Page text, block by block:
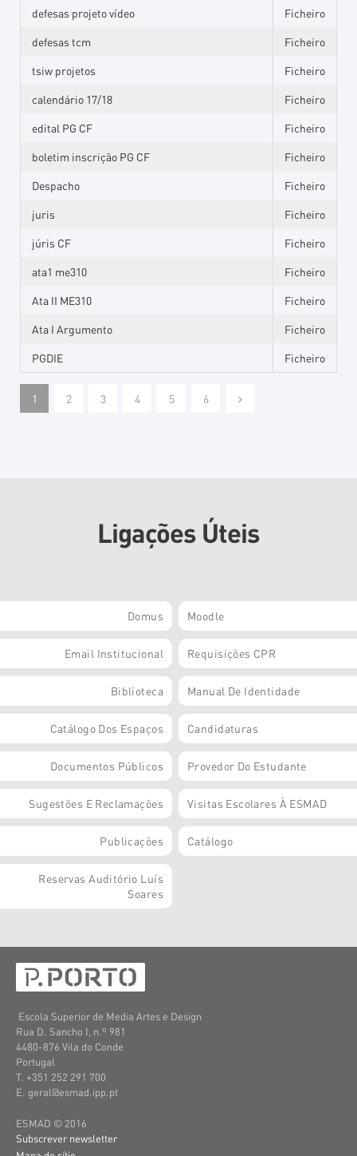
defesas projeto vídeo
Ficheiro
defesas tcm
Ficheiro
tsiw projetos
Ficheiro
calendário 17/18
Ficheiro
edital PG CF
Ficheiro
boletim inscrição PG CF
Ficheiro
Despacho
Ficheiro
juris
Ficheiro
júris CF
Ficheiro
ata1 me310
Ficheiro
Ata II ME310
Ficheiro
Ata I Argumento
Ficheiro
PGDIE
Ficheiro
1 2 3 4 5 6
Ligações Úteis
Domus Moodle
Email Institucional Requisições CPR
Biblioteca Manual De Identidade
Catálogo Dos Espaços Candidaturas
Documentos Públicos Provedor Do Estudante
Sugestões E Reclamações Visitas Escolares À ESMAD
Publicações Catálogo
Reservas Auditório Luís
Soares
Escola Superior de Media Artes e Design
Rua D. Sancho I, n.º 981
4480-876 Vila do Conde
Portugal
T. +351 252 291 700
E. geral@esmad.ipp.pt
ESMAD © 2016
Subscrever newsletter